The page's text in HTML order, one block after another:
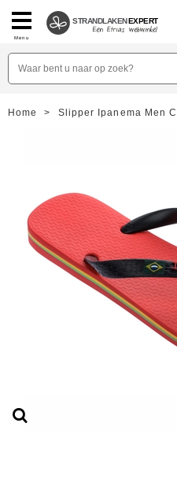
Menu
STRANDLAKENEXPERT
Home > Slipper Ipanema Men